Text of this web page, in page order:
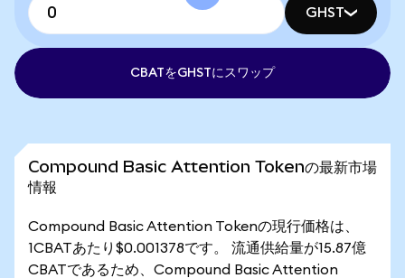
GHST
CBATをGHSTにスワップ
Compound Basic Attention Tokenの最新市場
情報
Compound Basic Attention Tokenの現行価格は、
1CBATあたり$0.001378です。 流通供給量が15.87億
CBATであるため、Compound Basic Attention